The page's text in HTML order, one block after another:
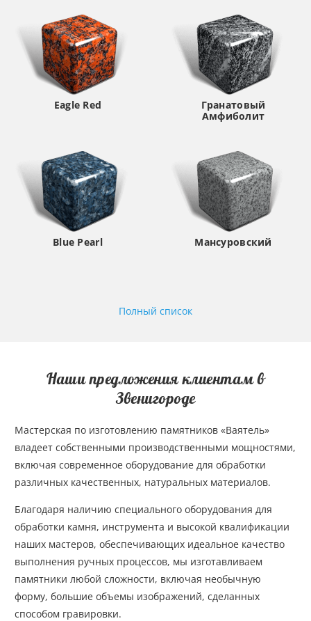
Eagle Red
Гранатовый
Амфиболит
Blue Pearl Мансуровский
Полный список
Наши предложения клиентам в
Звенигороде
Мастерская по изготовлению памятников «Ваятель»
владеет собственными производственными мощностями,
включая современное оборудование для обработки
различных качественных, натуральных материалов.
Благодаря наличию специального оборудования для
обработки камня, инструмента и высокой квалификации
наших мастеров, обеспечивающих идеальное качество
выполнения ручных процессов, мы изготавливаем
памятники любой сложности, включая необычную
форму, большие объемы изображений, сделанных
способом гравировки.